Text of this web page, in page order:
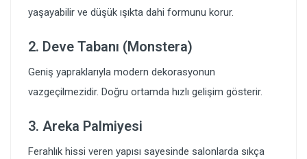
yaşayabilir ve düşük ışıkta dahi formunu korur.
2. Deve Tabanı (Monstera)
Geniş yapraklarıyla modern dekorasyonun
vazgeçilmezidir. Doğru ortamda hızlı gelişim gösterir.
3. Areka Palmiyesi
Ferahlık hissi veren yapısı sayesinde salonlarda sıkça